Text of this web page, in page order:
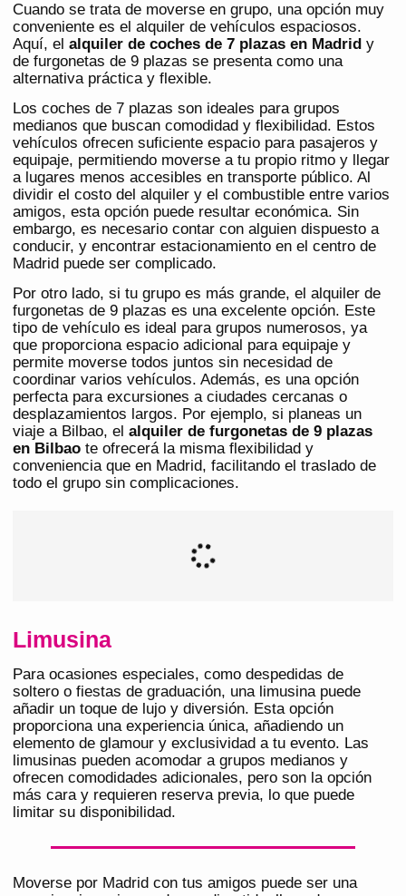
Cuando se trata de moverse en grupo, una opción muy
conveniente es el alquiler de vehículos espaciosos.
Aquí, el alquiler de coches de 7 plazas en Madrid y
de furgonetas de 9 plazas se presenta como una
alternativa práctica y flexible.
Los coches de 7 plazas son ideales para grupos
medianos que buscan comodidad y flexibilidad. Estos
vehículos ofrecen suficiente espacio para pasajeros y
equipaje, permitiendo moverse a tu propio ritmo y llegar
a lugares menos accesibles en transporte público. Al
dividir el costo del alquiler y el combustible entre varios
amigos, esta opción puede resultar económica. Sin
embargo, es necesario contar con alguien dispuesto a
conducir, y encontrar estacionamiento en el centro de
Madrid puede ser complicado.
Por otro lado, si tu grupo es más grande, el alquiler de
furgonetas de 9 plazas es una excelente opción. Este
tipo de vehículo es ideal para grupos numerosos, ya
que proporciona espacio adicional para equipaje y
permite moverse todos juntos sin necesidad de
coordinar varios vehículos. Además, es una opción
perfecta para excursiones a ciudades cercanas o
desplazamientos largos. Por ejemplo, si planeas un
viaje a Bilbao, el alquiler de furgonetas de 9 plazas
en Bilbao te ofrecerá la misma flexibilidad y
conveniencia que en Madrid, facilitando el traslado de
todo el grupo sin complicaciones.
Limusina
Para ocasiones especiales, como despedidas de
soltero o fiestas de graduación, una limusina puede
añadir un toque de lujo y diversión. Esta opción
proporciona una experiencia única, añadiendo un
elemento de glamour y exclusividad a tu evento. Las
limusinas pueden acomodar a grupos medianos y
ofrecen comodidades adicionales, pero son la opción
más cara y requieren reserva previa, lo que puede
limitar su disponibilidad.
Moverse por Madrid con tus amigos puede ser una